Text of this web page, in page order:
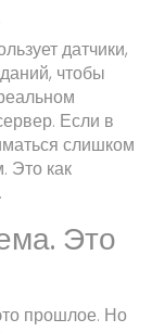
датчики,
чтобы
Если в
слишком
Это как
Это
прошлое. Но